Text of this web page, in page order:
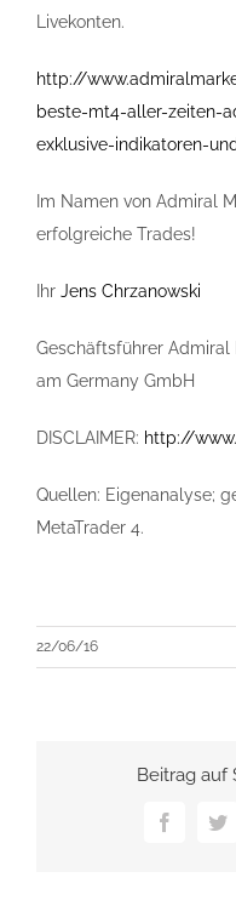
Livekonten.
http://
beste-mt4-aller-zeiten-
exklusive-indikatoren-
Im Namen von Admiral
erfolgreiche Trades!
Ihr Jens Chrzanowski
Geschäftsführer Admiral
am Germany GmbH
DISCLAIMER: http://
Quellen: Eigenanalyse;
MetaTrader 4.
22/06/16
Beitrag auf
Facebook